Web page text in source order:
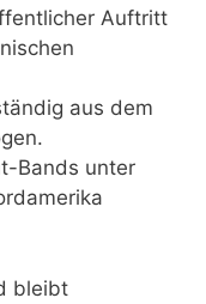
Auftritt
aus dem
Bands unter
bleibt